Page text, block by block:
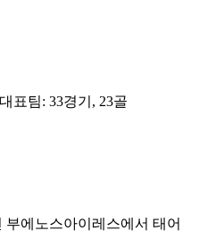
표팀: 33경기, 23골
부에노스아이레스에서 태어